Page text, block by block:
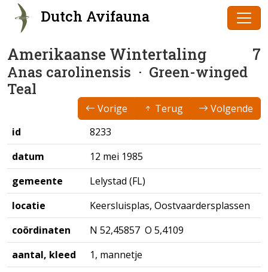
Dutch Avifauna
Amerikaanse Wintertaling 7
Anas carolinensis · Green-winged
Teal
Vorige Terug
Volgende
id
8233
datum
12 mei 1985
gemeente
Lelystad (FL)
locatie
Keersluisplas, Oostvaardersplassen
coördinaten
N 52,45857 O 5,4109
aantal, kleed
1, mannetje